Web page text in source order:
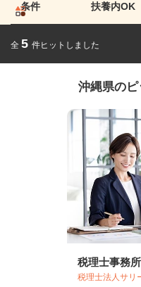
条件 扶養内OK
全 5 件ヒットしました
沖縄県のピ
税理士事務
税理士法人サリ